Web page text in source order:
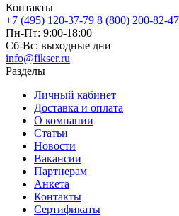
Контакты
+7 (495) 120-37-79 8 (800) 200-82-47
Пн-Пт: 9:00-18:00
Сб-Вс: выходные дни
info@fikser.ru
Разделы
Личный кабинет
Доставка и оплата
О компании
Статьи
Новости
Вакансии
Партнерам
Анкета
Контакты
Сертификаты